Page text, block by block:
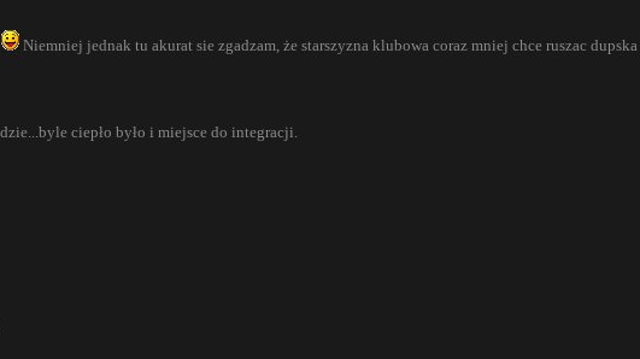
Niemniej jednak tu akurat sie zgadzam, że starszyzna klubowa coraz mniej chce ruszac dupska
ciepło było i miejsce do integracji.